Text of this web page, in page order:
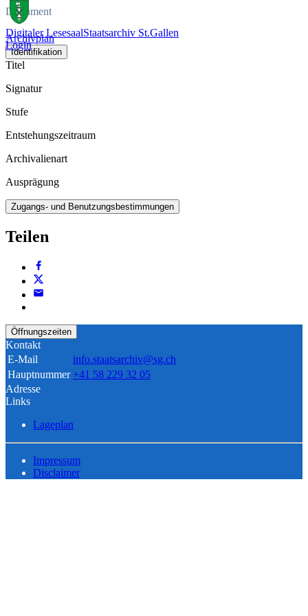
Digitaler LesesaalStaatsarchiv St.Gallen
Login
Dokument
Archivplan
Identifikation
Titel
Signatur
Stufe
Entstehungszeitraum
Archivalienart
Ausprägung
Zugangs- und Benutzungsbestimmungen
Teilen
Öffnungszeiten
Kontakt
E-Mail
info.staatsarchiv@sg.ch
Hauptnummer +41 58 229 32 05
Adresse
Links
Lageplan
Impressum
Disclaimer